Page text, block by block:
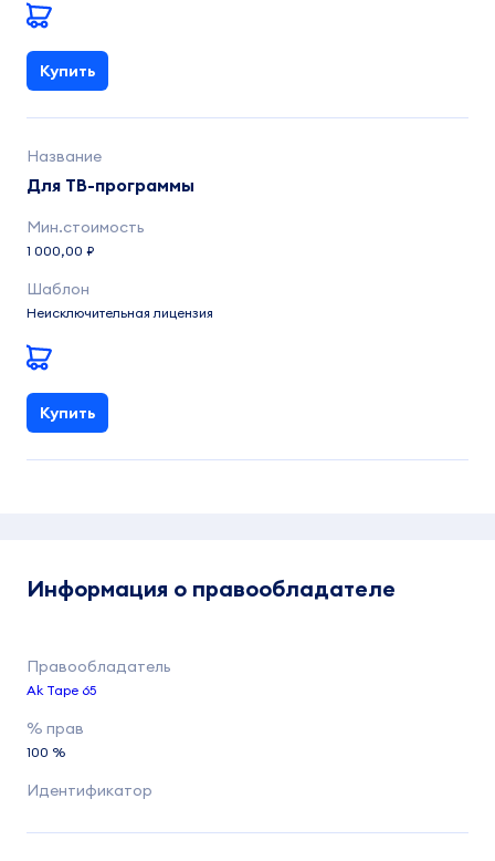
Купить
Для ТВ-программы
1 000,00 ₽
Неисключительная лицензия
Купить
Информация о правообладателе
Ak Tape 65
100 %